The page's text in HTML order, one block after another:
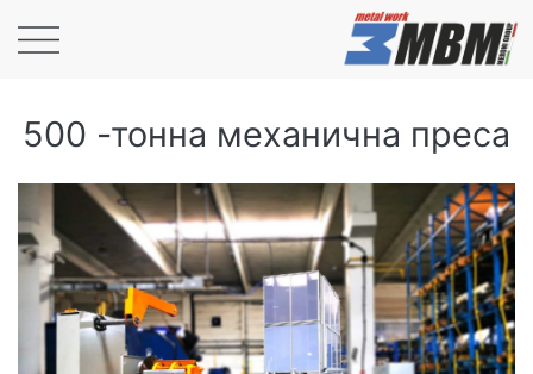
500 -тонна механична преса